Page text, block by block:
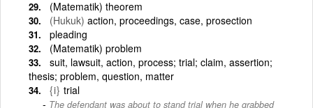
(Matematik) theorem
(Hukuk) action, proceedings, case, prosection
pleading
(Matematik) problem
suit, lawsuit, action, process; trial; claim, assertion;
thesis; problem, question, matter
{i} trial
The defendant was about to stand trial when he grabbed